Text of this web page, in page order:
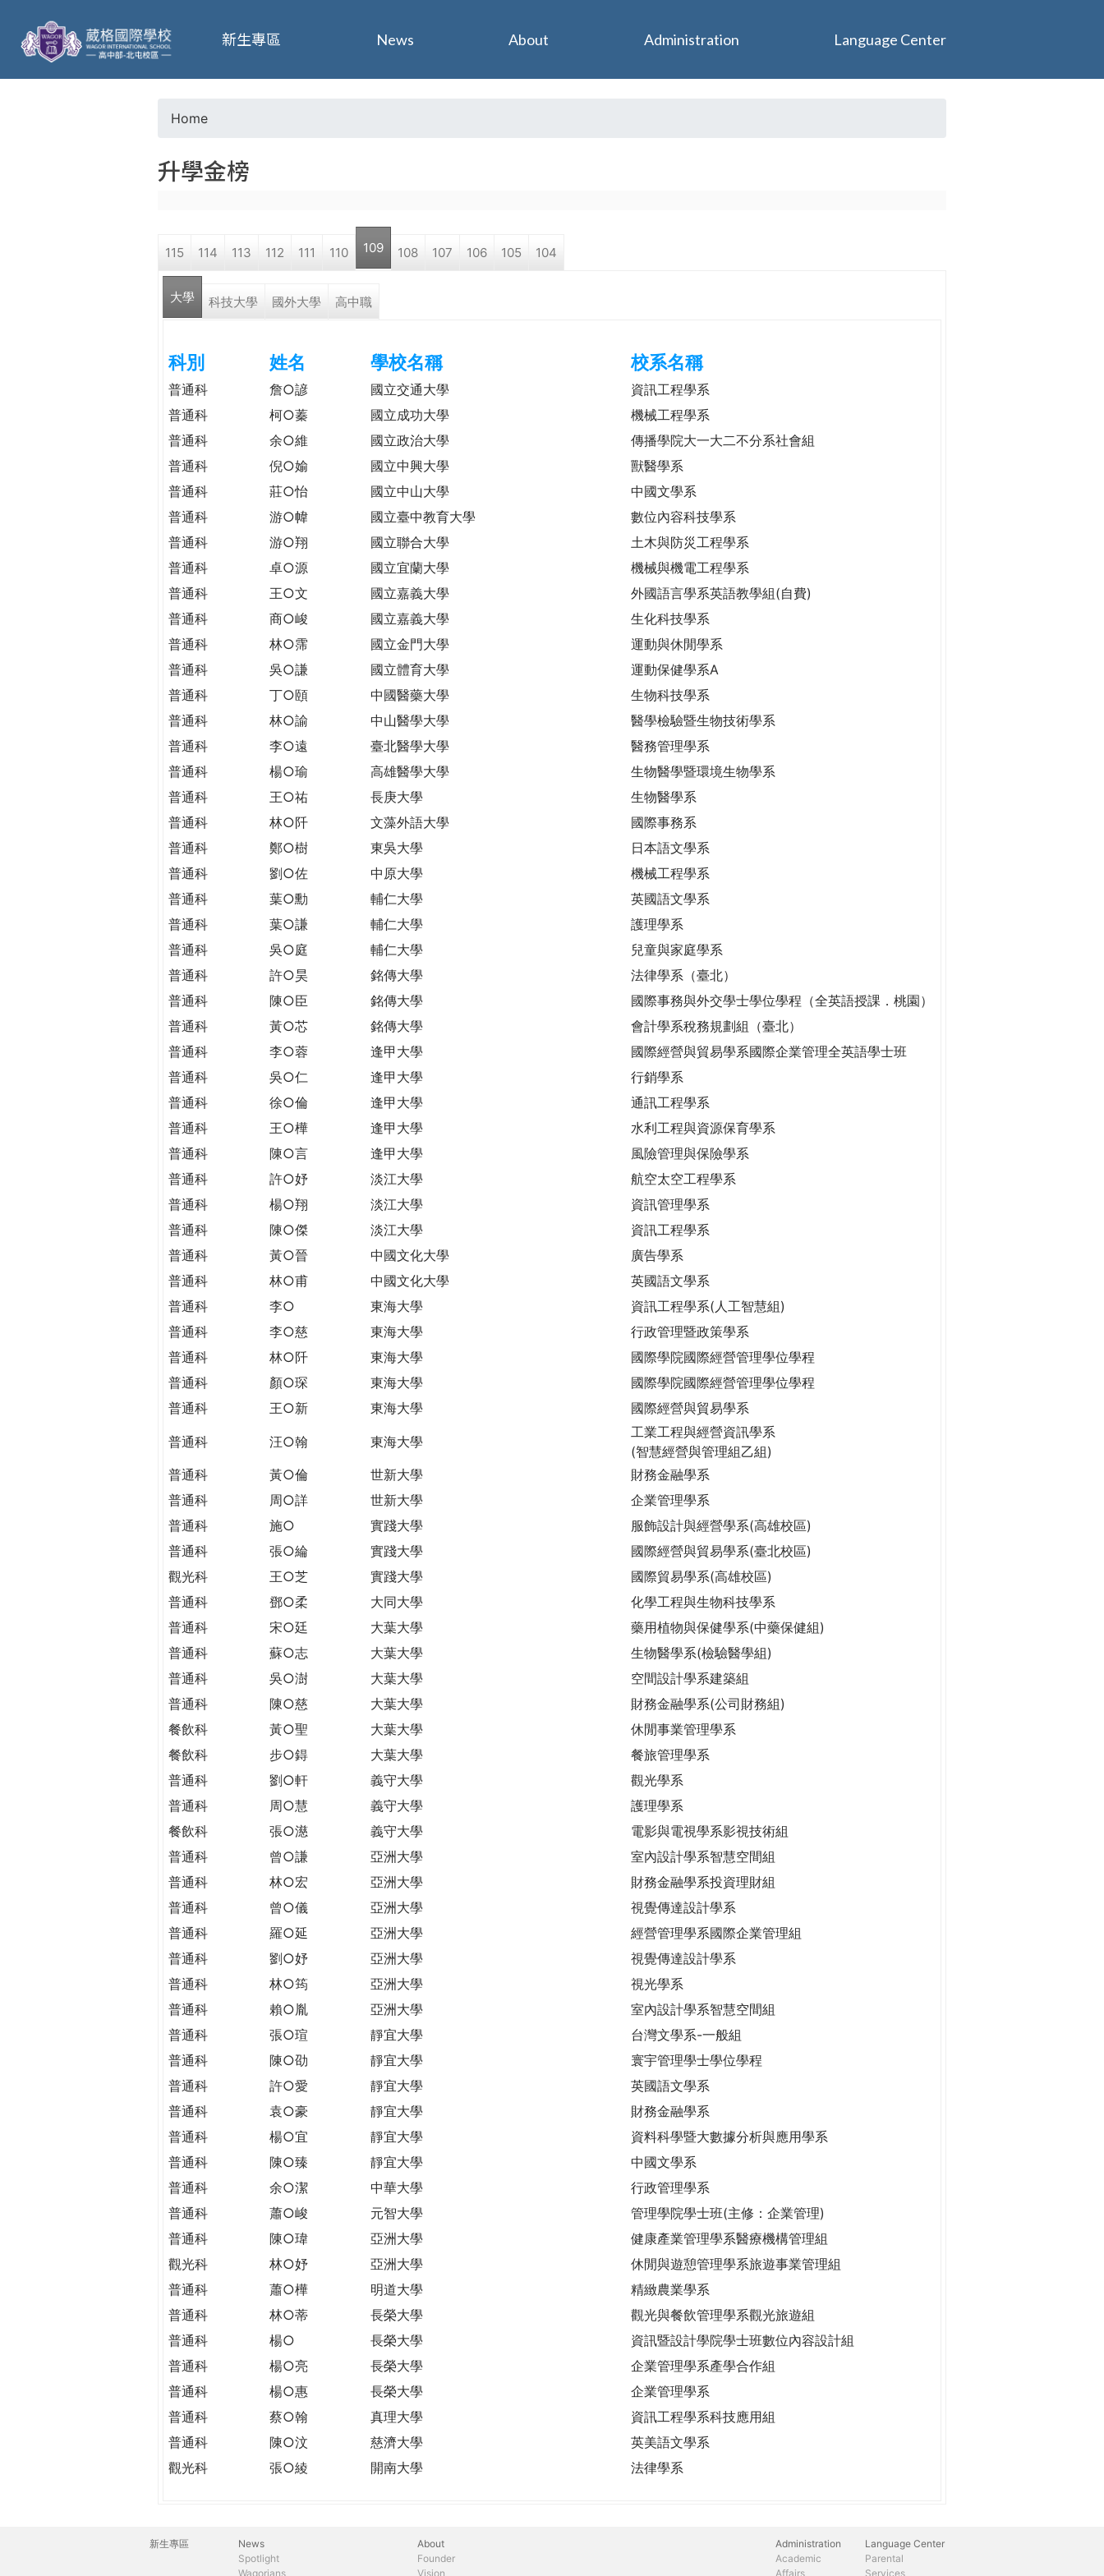
葳
格
o
a
r
h
e
r
e
Home
升學金榜
115 114 113 112 111 110 109 108 107 106 105 104
大學 科技大學 國外大學 高中職
科別 姓名 學校名稱 校系名稱
普通科 詹○諺 國立交通大學
資訊工程學系
普通科
柯○蓁 國立成功大學
機械工程學系
普通科
余○維 國立政治大學
傳播學院大一大二不分系社會組
普通科
倪○媮 國立中興大學
獸醫學系
普通科
莊○怡 國立中山大學
中國文學系
普通科
游○幃 國立臺中教育大學
數位內容科技學系
普通科
游○翔 國立聯合大學
土木與防災工程學系
普通科
卓○源 國立宜蘭大學
機械與機電工程學系
普通科
王○文 國立嘉義大學
外國語言學系英語教學組(自費)
普通科
商○峻 國立嘉義大學
生化科技學系
普通科
林○霈 國立金門大學
運動與休閒學系
普通科
吳○謙 國立體育大學
運動保健學系A
普通科
丁○頤 中國醫藥大學
生物科技學系
普通科
林○諭 中山醫學大學
醫學檢驗暨生物技術學系
普通科
李○遠 臺北醫學大學
醫務管理學系
普通科
楊○瑜 高雄醫學大學
生物醫學暨環境生物學系
普通科
王○祐 長庚大學
生物醫學系
普通科
林○阡 文藻外語大學
國際事務系
普通科
鄭○樹 東吳大學
日本語文學系
普通科
劉○佐 中原大學
機械工程學系
普通科
葉○勳 輔仁大學
英國語文學系
普通科
葉○謙 輔仁大學
護理學系
普通科
吳○庭 輔仁大學
兒童與家庭學系
普通科
許○昊 銘傳大學
法律學系（臺北）
普通科
陳○臣 銘傳大學
國際事務與外交學士學位學程（全英語授課．桃園）
普通科
黃○芯 銘傳大學
會計學系稅務規劃組（臺北）
普通科
李○蓉 逢甲大學
國際經營與貿易學系國際企業管理全英語學士班
普通科
吳○仁 逢甲大學
行銷學系
普通科
徐○倫 逢甲大學
通訊工程學系
普通科
王○樺 逢甲大學
水利工程與資源保育學系
普通科
陳○言 逢甲大學
風險管理與保險學系
普通科
許○妤 淡江大學
航空太空工程學系
普通科
楊○翔 淡江大學
資訊管理學系
普通科
陳○傑 淡江大學
資訊工程學系
普通科
黃○晉 中國文化大學
廣告學系
普通科
林○甫 中國文化大學
英國語文學系
普通科
李○ 東海大學
資訊工程學系(人工智慧組)
普通科
李○慈 東海大學
行政管理暨政策學系
普通科
林○阡 東海大學
國際學院國際經營管理學位學程
普通科
顏○琛 東海大學
國際學院國際經營管理學位學程
普通科
王○新 東海大學 國際經營與貿易學系
普通科 汪○翰 東海大學
工業工程與經營資訊學系
(智慧經營與管理組乙組)
普通科
黃○倫 世新大學
財務金融學系
普通科
周○詳 世新大學
企業管理學系
普通科
施○ 實踐大學
服飾設計與經營學系(高雄校區)
普通科
張○綸 實踐大學
國際經營與貿易學系(臺北校區)
觀光科
王○芝 實踐大學
國際貿易學系(高雄校區)
普通科
鄧○柔 大同大學
化學工程與生物科技學系
普通科
宋○廷 大葉大學
藥用植物與保健學系(中藥保健組)
普通科
蘇○志 大葉大學
生物醫學系(檢驗醫學組)
普通科
吳○澍 大葉大學
空間設計學系建築組
普通科
陳○慈 大葉大學
財務金融學系(公司財務組)
餐飲科
黃○聖 大葉大學
休閒事業管理學系
餐飲科
步○鍀 大葉大學
餐旅管理學系
普通科
劉○軒 義守大學
觀光學系
普通科
周○慧 義守大學
護理學系
餐飲科
張○濨 義守大學
電影與電視學系影視技術組
普通科
曾○謙 亞洲大學
室內設計學系智慧空間組
普通科
林○宏 亞洲大學
財務金融學系投資理財組
普通科
曾○儀 亞洲大學
視覺傳達設計學系
普通科
羅○延 亞洲大學
經營管理學系國際企業管理組
普通科
劉○妤 亞洲大學
視覺傳達設計學系
普通科
林○筠 亞洲大學
視光學系
普通科
賴○胤 亞洲大學
室內設計學系智慧空間組
普通科
張○瑄 靜宜大學
台灣文學系-一般組
普通科
陳○劭 靜宜大學
寰宇管理學士學位學程
普通科
許○愛 靜宜大學
英國語文學系
普通科
袁○豪 靜宜大學
財務金融學系
普通科
楊○宜 靜宜大學
資料科學暨大數據分析與應用學系
普通科
陳○臻 靜宜大學
中國文學系
普通科
余○潔 中華大學
行政管理學系
普通科
蕭○峻 元智大學
管理學院學士班(主修：企業管理)
普通科
陳○瑋 亞洲大學
健康產業管理學系醫療機構管理組
觀光科
林○妤 亞洲大學
休閒與遊憩管理學系旅遊事業管理組
普通科
蕭○樺 明道大學
精緻農業學系
普通科
林○蒂 長榮大學
觀光與餐飲管理學系觀光旅遊組
普通科
楊○ 長榮大學
資訊暨設計學院學士班數位內容設計組
普通科
楊○亮 長榮大學
企業管理學系產學合作組
普通科
楊○惠 長榮大學
企業管理學系
普通科
蔡○翰 真理大學
資訊工程學系科技應用組
普通科
陳○汶 慈濟大學
英美語文學系
觀光科
張○綾 開南大學 法律學系
新生專區 News About Administration Language Center
主
新生專區
News
Spotlight
Wagorians
About
Founder
Vision
Administration
Academic
Affairs
Parental
Services
Language Center